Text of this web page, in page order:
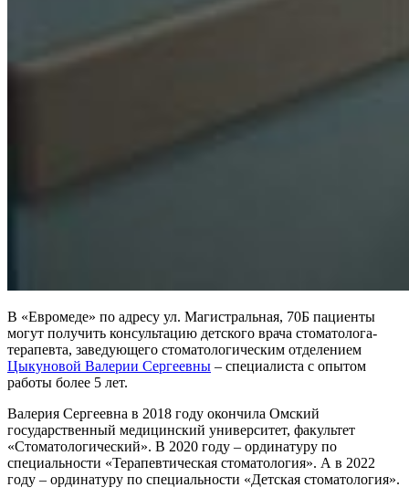
В «Евромеде» по адресу ул. Магистральная, 70Б пациенты
могут получить консультацию детского врача стоматолога-
терапевта, заведующего стоматологическим отделением
Цыкуновой Валерии Сергеевны – специалиста с опытом
работы более 5 лет.
Валерия Сергеевна в 2018 году окончила Омский
государственный медицинский университет, факультет
«Стоматологический». В 2020 году – ординатуру по
специальности «Терапевтическая стоматология». А в 2022
году – ординатуру по специальности «Детская стоматология».